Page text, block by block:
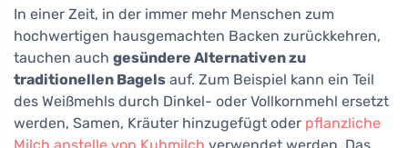
In einer Zeit, in der immer mehr Menschen zum
hochwertigen hausgemachten Backen zurückkehren,
tauchen auch gesündere Alternativen zu
traditionellen Bagels auf. Zum Beispiel kann ein Teil
des Weißmehls durch Dinkel- oder Vollkornmehl ersetzt
werden, Samen, Kräuter hinzugefügt oder pflanzliche